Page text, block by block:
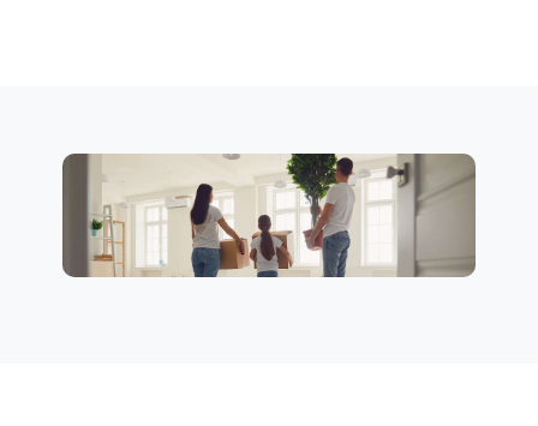
Expressumzug
Dornbirn